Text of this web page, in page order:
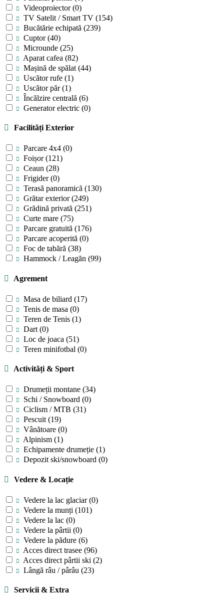
Videoproiector(0)
TV Satelit / Smart TV (154)
Bucătărie echipată (239)
Cuptor(40)
Microunde (25)
Aparat cafea (82)
Mașină de spălat (44)
Uscător rufe (1)
Uscător păr(1)
Încălzire centrală (6)
Generator electric (0)
Facilități Exterior
Parcare 4x4 (0)
Foișor(121)
Ceaun (28)
Frigider(0)
Terasă panoramică (130)
Grătar exterior(249)
Grădină privată (251)
Curte mare (75)
Parcare gratuită (176)
Parcare acoperită (0)
Foc de tabără (38)
Hammock / Leagăn (99)
Agrement
Masa de biliard (17)
Tenis de masa (0)
Teren de Tenis (1)
Dart (0)
Loc de joaca (51)
Teren minifotbal (0)
Activități & Sport
Drumeții montane (34)
Schi / Snowboard (0)
Ciclism / MTB (31)
Pescuit(19)
Vânătoare (0)
Alpinism (1)
Echipamente drumeție (1)
Depozit ski/snowboard (0)
Vedere & Locație
Vedere la lac glaciar(0)
Vedere la munți (101)
Vedere la lac (0)
Vedere la pârtii (0)
Vedere la pădure (6)
Acces direct trasee (96)
Acces direct pârtii ski (2)
Lângă râu / pârâu (23)
Servicii & Extra